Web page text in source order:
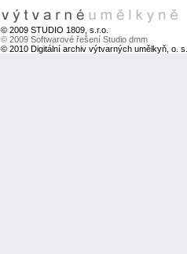
© 2009 STUDIO 1809, s.r.o.
© 2009 Softwarové řešení Studio dmm
© 2010 Digitální archiv výtvarných umělkyň, o. s.